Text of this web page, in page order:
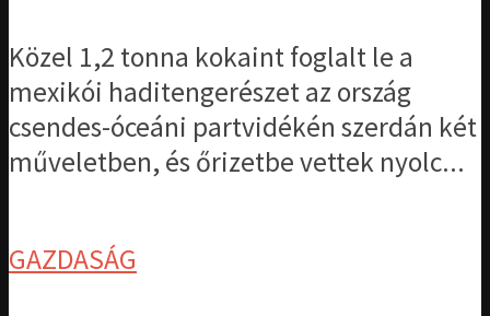
Közel 1,2 tonna kokaint foglalt le a
mexikói haditengerészet az ország
csendes-óceáni partvidékén szerdán két
műveletben, és őrizetbe vettek nyolc...
GAZDASÁG